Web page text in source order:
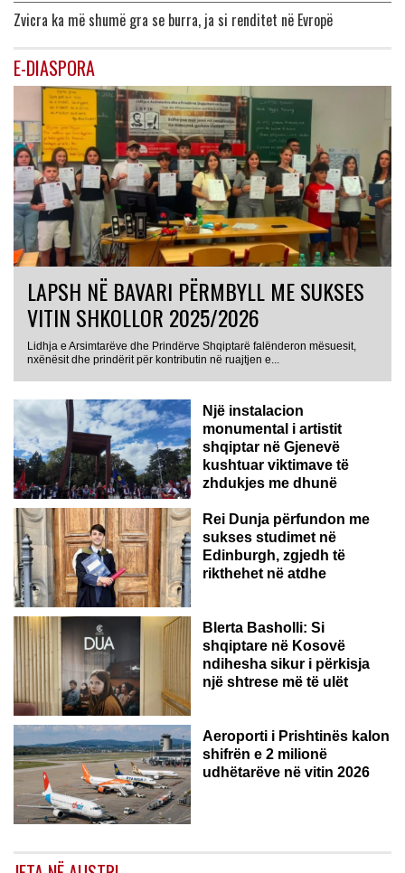
Zvicra ka më shumë gra se burra, ja si renditet në Evropë
E-DIASPORA
LAPSH NË BAVARI PËRMBYLL ME SUKSES
VITIN SHKOLLOR 2025/2026
Lidhja e Arsimtarëve dhe Prindërve Shqiptarë falënderon mësuesit,
nxënësit dhe prindërit për kontributin në ruajtjen e...
Një instalacion
monumental i artistit
shqiptar në Gjenevë
kushtuar viktimave të
zhdukjes me dhunë
Rei Dunja përfundon me
sukses studimet në
Edinburgh, zgjedh të
rikthehet në atdhe
Blerta Basholli: Si
shqiptare në Kosovë
ndihesha sikur i përkisja
një shtrese më të ulët
Aeroporti i Prishtinës kalon
shifrën e 2 milionë
udhëtarëve në vitin 2026